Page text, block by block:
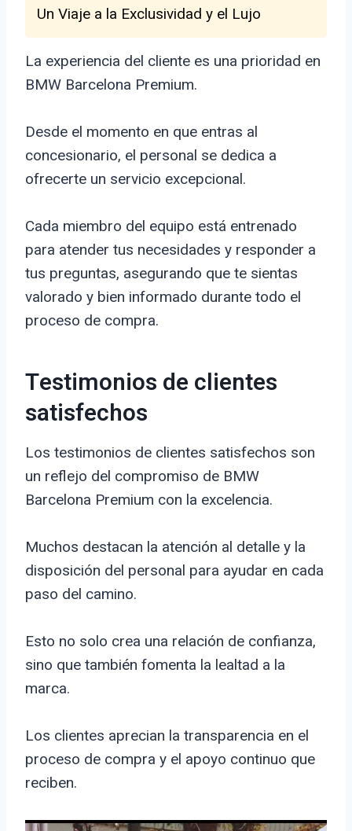
Un Viaje a la Exclusividad y el Lujo
La experiencia del cliente es una prioridad en
BMW Barcelona Premium.
Desde el momento en que entras al
concesionario, el personal se dedica a
ofrecerte un servicio excepcional.
Cada miembro del equipo está entrenado
para atender tus necesidades y responder a
tus preguntas, asegurando que te sientas
valorado y bien informado durante todo el
proceso de compra.
Testimonios de clientes
satisfechos
Los testimonios de clientes satisfechos son
un reflejo del compromiso de BMW
Barcelona Premium con la excelencia.
Muchos destacan la atención al detalle y la
disposición del personal para ayudar en cada
paso del camino.
Esto no solo crea una relación de confianza,
sino que también fomenta la lealtad a la
marca.
Los clientes aprecian la transparencia en el
proceso de compra y el apoyo continuo que
reciben.